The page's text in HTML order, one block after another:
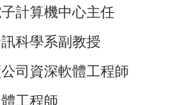
計算機中心主任
科學系副教授
司資深軟體工程師
工程師